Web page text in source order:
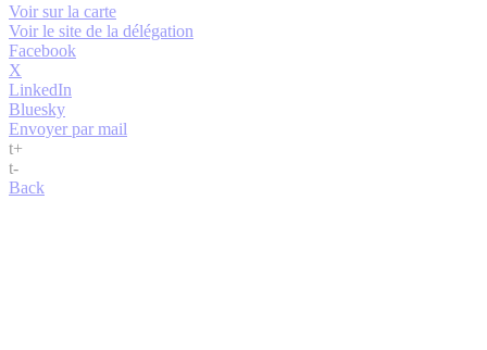
Voir sur la carte
Voir le site de la délégation
Facebook
X
LinkedIn
Bluesky
Envoyer par mail
t+
t-
Back